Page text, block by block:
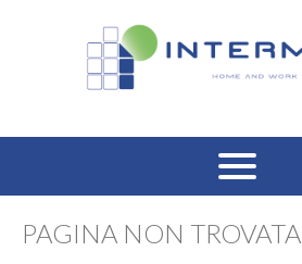
HOME
PAGINA NON TROVATA